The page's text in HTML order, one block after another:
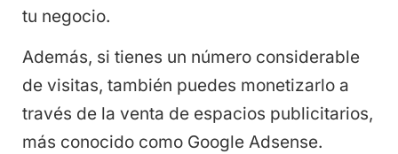
tu negocio.
Además, si tienes un número considerable
de visitas, también puedes monetizarlo a
través de la venta de espacios publicitarios,
más conocido como Google Adsense.